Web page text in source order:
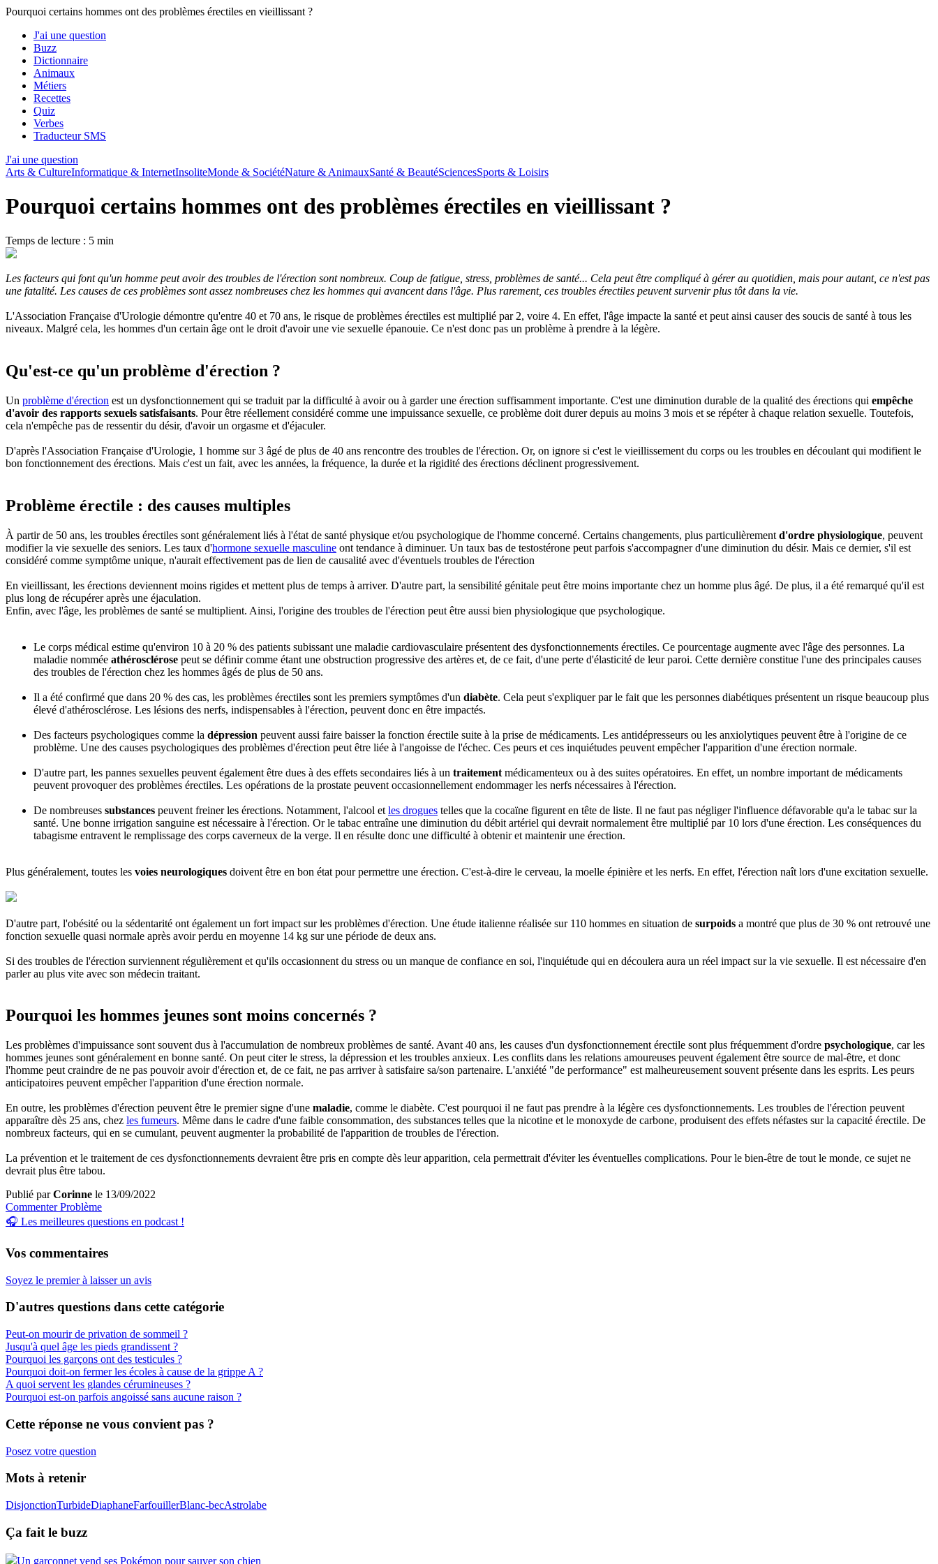
Pourquoi certains hommes ont des problèmes érectiles en vieillissant ?
J'ai une question
Buzz
Dictionnaire
Animaux
Métiers
Recettes
Quiz
Verbes
Traducteur SMS
J'ai une question
Arts & CultureInformatique & InternetInsoliteMonde & SociétéNature & AnimauxSanté & BeautéSciencesSports & Loisirs
Pourquoi certains hommes ont des problèmes érectiles en vieillissant ?
Temps de lecture : 5 min
Les facteurs qui font qu'un homme peut avoir des troubles de l'érection sont nombreux. Coup de fatigue, stress, problèmes de santé... Cela peut être compliqué à gérer au quotidien, mais pour autant, ce n'est pas
une fatalité. Les causes de ces problèmes sont assez nombreuses chez les hommes qui avancent dans l'âge. Plus rarement, ces troubles érectiles peuvent survenir plus tôt dans la vie.
L'Association Française d'Urologie démontre qu'entre 40 et 70 ans, le risque de problèmes érectiles est multiplié par 2, voire 4. En effet, l'âge impacte la santé et peut ainsi causer des soucis de santé à tous les
niveaux. Malgré cela, les hommes d'un certain âge ont le droit d'avoir une vie sexuelle épanouie. Ce n'est donc pas un problème à prendre à la légère.
Qu'est-ce qu'un problème d'érection ?
Un problème d'érection est un dysfonctionnement qui se traduit par la difficulté à avoir ou à garder une érection suffisamment importante. C'est une diminution durable de la qualité des érections qui empêche
d'avoir des rapports sexuels satisfaisants. Pour être réellement considéré comme une impuissance sexuelle, ce problème doit durer depuis au moins 3 mois et se répéter à chaque relation sexuelle. Toutefois,
cela n'empêche pas de ressentir du désir, d'avoir un orgasme et d'éjaculer.
D'après l'Association Française d'Urologie, 1 homme sur 3 âgé de plus de 40 ans rencontre des troubles de l'érection. Or, on ignore si c'est le vieillissement du corps ou les troubles en découlant qui modifient le
bon fonctionnement des érections. Mais c'est un fait, avec les années, la fréquence, la durée et la rigidité des érections déclinent progressivement.
Problème érectile : des causes multiples
À partir de 50 ans, les troubles érectiles sont généralement liés à l'état de santé physique et/ou psychologique de l'homme concerné. Certains changements, plus particulièrement d'ordre physiologique, peuvent
modifier la vie sexuelle des seniors. Les taux d'hormone sexuelle masculine ont tendance à diminuer. Un taux bas de testostérone peut parfois s'accompagner d'une diminution du désir. Mais ce dernier, s'il est
considéré comme symptôme unique, n'aurait effectivement pas de lien de causalité avec d'éventuels troubles de l'érection
En vieillissant, les érections deviennent moins rigides et mettent plus de temps à arriver. D'autre part, la sensibilité génitale peut être moins importante chez un homme plus âgé. De plus, il a été remarqué qu'il est
plus long de récupérer après une éjaculation.
Enfin, avec l'âge, les problèmes de santé se multiplient. Ainsi, l'origine des troubles de l'érection peut être aussi bien physiologique que psychologique.
Le corps médical estime qu'environ 10 à 20 % des patients subissant une maladie cardiovasculaire présentent des dysfonctionnements érectiles. Ce pourcentage augmente avec l'âge des personnes. La
maladie nommée athérosclérose peut se définir comme étant une obstruction progressive des artères et, de ce fait, d'une perte d'élasticité de leur paroi. Cette dernière constitue l'une des principales causes
des troubles de l'érection chez les hommes âgés de plus de 50 ans.
Il a été confirmé que dans 20 % des cas, les problèmes érectiles sont les premiers symptômes d'un diabète. Cela peut s'expliquer par le fait que les personnes diabétiques présentent un risque beaucoup plus
élevé d'athérosclérose. Les lésions des nerfs, indispensables à l'érection, peuvent donc en être impactés.
Des facteurs psychologiques comme la dépression peuvent aussi faire baisser la fonction érectile suite à la prise de médicaments. Les antidépresseurs ou les anxiolytiques peuvent être à l'origine de ce
problème. Une des causes psychologiques des problèmes d'érection peut être liée à l'angoisse de l'échec. Ces peurs et ces inquiétudes peuvent empêcher l'apparition d'une érection normale.
D'autre part, les pannes sexuelles peuvent également être dues à des effets secondaires liés à un traitement médicamenteux ou à des suites opératoires. En effet, un nombre important de médicaments
peuvent provoquer des problèmes érectiles. Les opérations de la prostate peuvent occasionnellement endommager les nerfs nécessaires à l'érection.
De nombreuses substances peuvent freiner les érections. Notamment, l'alcool et les drogues telles que la cocaïne figurent en tête de liste. Il ne faut pas négliger l'influence défavorable qu'a le tabac sur la
santé. Une bonne irrigation sanguine est nécessaire à l'érection. Or le tabac entraîne une diminution du débit artériel qui devrait normalement être multiplié par 10 lors d'une érection. Les conséquences du
tabagisme entravent le remplissage des corps caverneux de la verge. Il en résulte donc une difficulté à obtenir et maintenir une érection.
Plus généralement, toutes les voies neurologiques doivent être en bon état pour permettre une érection. C'est-à-dire le cerveau, la moelle épinière et les nerfs. En effet, l'érection naît lors d'une excitation sexuelle.
D'autre part, l'obésité ou la sédentarité ont également un fort impact sur les problèmes d'érection. Une étude italienne réalisée sur 110 hommes en situation de surpoids a montré que plus de 30 % ont retrouvé une
fonction sexuelle quasi normale après avoir perdu en moyenne 14 kg sur une période de deux ans.
Si des troubles de l'érection surviennent régulièrement et qu'ils occasionnent du stress ou un manque de confiance en soi, l'inquiétude qui en découlera aura un réel impact sur la vie sexuelle. Il est nécessaire d'en
parler au plus vite avec son médecin traitant.
Pourquoi les hommes jeunes sont moins concernés ?
Les problèmes d'impuissance sont souvent dus à l'accumulation de nombreux problèmes de santé. Avant 40 ans, les causes d'un dysfonctionnement érectile sont plus fréquemment d'ordre psychologique, car les
hommes jeunes sont généralement en bonne santé. On peut citer le stress, la dépression et les troubles anxieux. Les conflits dans les relations amoureuses peuvent également être source de mal-être, et donc
l'homme peut craindre de ne pas pouvoir avoir d'érection et, de ce fait, ne pas arriver à satisfaire sa/son partenaire. L'anxiété "de performance" est malheureusement souvent présente dans les esprits. Les peurs
anticipatoires peuvent empêcher l'apparition d'une érection normale.
En outre, les problèmes d'érection peuvent être le premier signe d'une maladie, comme le diabète. C'est pourquoi il ne faut pas prendre à la légère ces dysfonctionnements. Les troubles de l'érection peuvent
apparaître dès 25 ans, chez les fumeurs. Même dans le cadre d'une faible consommation, des substances telles que la nicotine et le monoxyde de carbone, produisent des effets néfastes sur la capacité érectile. De
nombreux facteurs, qui en se cumulant, peuvent augmenter la probabilité de l'apparition de troubles de l'érection.
La prévention et le traitement de ces dysfonctionnements devraient être pris en compte dès leur apparition, cela permettrait d'éviter les éventuelles complications. Pour le bien-être de tout le monde, ce sujet ne
devrait plus être tabou.
Publié parCorinne le 13/09/2022
CommenterProblème
🎧 Les meilleures questions en podcast !
Vos commentaires
Soyez le premier à laisser un avis
D'autres questions dans cette catégorie
Peut-on mourir de privation de sommeil ?
Jusqu'à quel âge les pieds grandissent ?
Pourquoi les garçons ont des testicules ?
Pourquoi doit-on fermer les écoles à cause de la grippe A ?
A quoi servent les glandes cérumineuses ?
Pourquoi est-on parfois angoissé sans aucune raison ?
Cette réponse ne vous convient pas ?
Posez votre question
Mots à retenir
DisjonctionTurbideDiaphaneFarfouillerBlanc-becAstrolabe
Ça fait le buzz
Un garçonnet vend ses Pokémon pour sauver son chien